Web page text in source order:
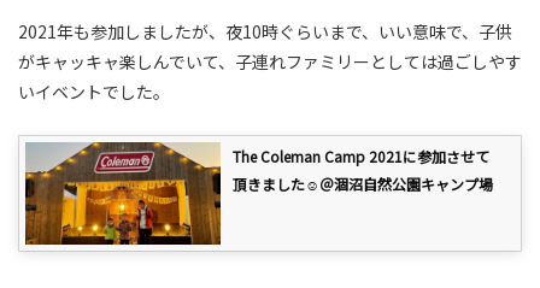
2021年も参加しましたが、夜10時ぐらいまで、いい意味で、子供
がキャッキャ楽しんでいて、子連れファミリーとしては過ごしやす
いイベントでした。
The Coleman Camp 2021に参加させて
頂きました☺＠涸沼自然公園キャンプ場